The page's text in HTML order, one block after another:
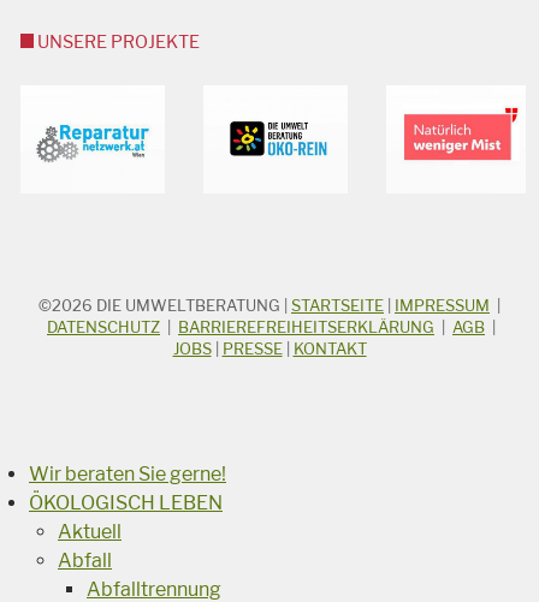
UNSERE PROJEKTE
STICHWORTSUCHE
Suchbegriff
©2026 DIE UMWELTBERATUNG STARTSEITE IMPRESSUM
DATENSCHUTZ
BARRIEREFREIHEITSERKLÄRUNG AGB
JOBS| PRESSE| KONTAKT
Wir beraten Sie gerne!
ÖKOLOGISCH LEBEN
Aktuell
Abfall
Abfalltrennung